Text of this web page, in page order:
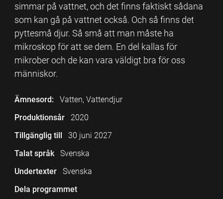
simmar på vattnet, och det finns faktiskt sådana
som kan gå på vattnet också. Och så finns det
pyttesmå djur. Så små att man måste ha
mikroskop för att se dem. En del kallas för
mikrober och de kan vara väldigt bra för oss
människor.
Ämnesord:
Vatten, Vattendjur
Produktionsår
2020
Tillgänglig till
30 juni 2027
Talat språk
Svenska
Undertexter
Svenska
Dela programmet